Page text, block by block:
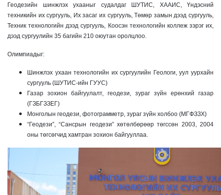
Геодезийн шинжлэх ухааныг судалдаг ШУТИС, ХААИС, Үндэсний
техникийн их сургууль, Их засаг их сургууль, Төмөр замын дээд сургууль,
Техник технологийн дээд сургууль, Коосэн технологийн коллеж зэрэг их,
дээд сургуулийн 35 багийн 210 оюутан оролцлоо.
Олимпиадыг:
Шинжлэх ухаан технологийн их сургуулийн Геологи, уул уурхайн
сургууль (ШУТИС-ийн ГУУС)
Газар зохион байгуулалт, геодези, зураг зүйн ерөнхий газар
(ГЗБГЗЗЕГ)
Монголын геодези, фотограмметр, зураг зүйн холбоо (МГФЗЗХ)
“Геодези”, “Сансрын геодези” хөтөлбөрөөр төгссөн 2003, 2004
оны төгсөгчид хамтран зохион байгууллаа.